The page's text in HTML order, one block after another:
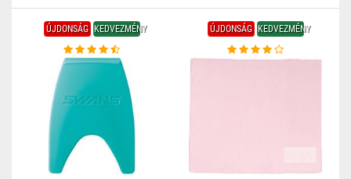
ÚJDONSÁG KEDVEZMÉNY ÚJDONSÁG KEDVEZMÉNY